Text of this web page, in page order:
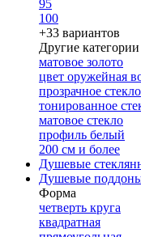
95
100
+33 вариантов
Другие категории
матовое золото
цвет оружейная
прозрачное стекло
тонированное
матовое стекло
профиль белый
200 см и более
Душевые
Душевые
Форма
четверть круга
квадратная